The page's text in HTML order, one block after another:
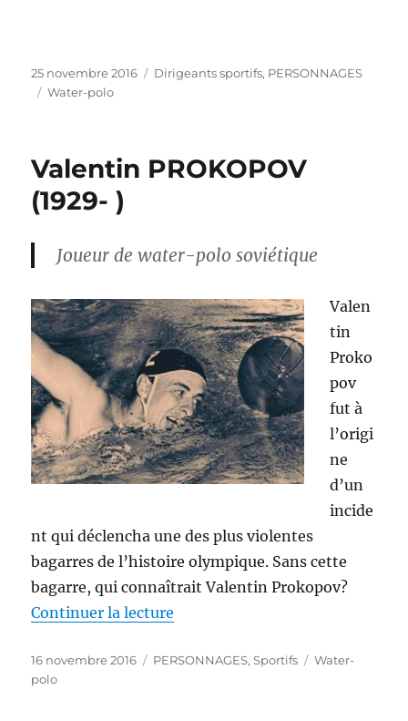
Publié
le
25 novembre 2016 Catégories
Dirigeants sportifs, PERSONNAGES
Étiquettes
Water-polo
Valentin PROKOPOV
(1929- )
Joueur de water-polo soviétique
Valen
tin
Proko
pov
fut à
l’origi
ne
d’un
incide
nt qui déclencha une des plus violentes
bagarres de l’histoire olympique. Sans cette
bagarre, qui connaîtrait Valentin Prokopov?
Continuer la lecture
Publié
le
16 novembre 2016 Catégories
PERSONNAGES,Sportifs Étiquettes
Water-
polo